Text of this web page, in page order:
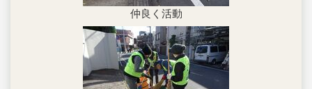
仲良く活動